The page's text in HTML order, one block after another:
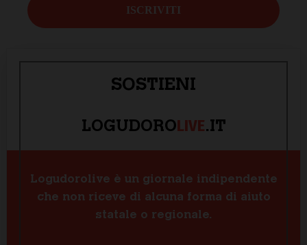
SOSTIENI
LOGUDOROLIVE.IT
Logudorolive è un giornale indipendente
che non riceve di alcuna forma di aiuto
statale o regionale.